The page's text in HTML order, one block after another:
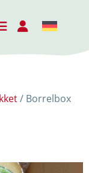
/ Borrelbox